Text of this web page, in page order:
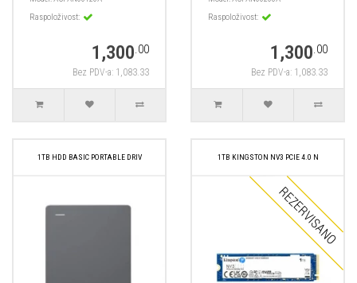
Raspoloživost:
1,300.00
Bez PDV-a: 1,083.33
Raspoloživost:
1,300.00
Bez PDV-a: 1,083.33
1TB HDD BASIC PORTABLE DRIV 1TB KINGSTON NV3 PCIE 4.0 N